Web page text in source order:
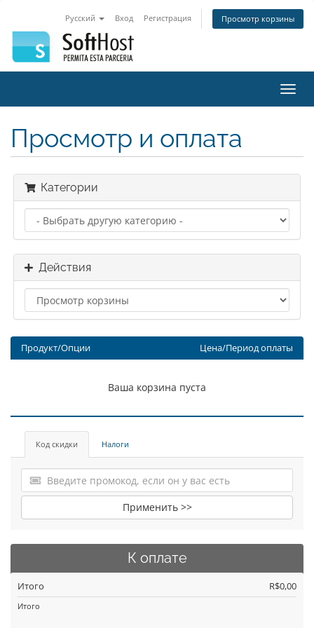
Русский Вход Регистрация Просмотр корзины
Просмотр и оплата
Категории
Действия
Продукт/Опции Цена/Период оплаты
Ваша корзина пуста
Код скидки Налоги
Применить >>
К оплате
Итого R$0,00
Итого